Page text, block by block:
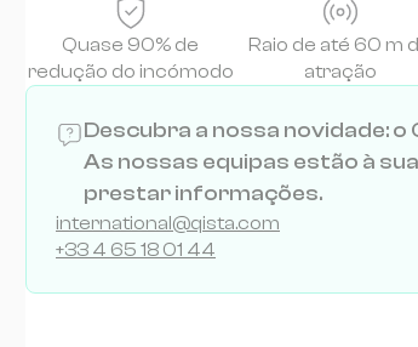
Quase 90% de
redução do incómodo
Raio de até 60 m
atração
Descubra a nossa novidade: o
As nossas equipas estão à
prestar informações.
international@qista.com
+33 4 65 18 01 44